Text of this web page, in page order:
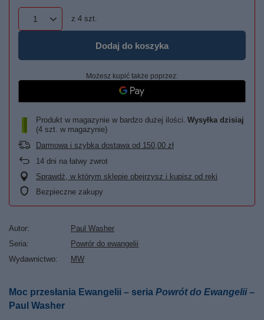
z 4 szt.
Dodaj do koszyka
Możesz kupić także poprzez:
Produkt w magazynie w bardzo dużej ilości Wysyłka dzisiaj
(4 szt. w magazynie)
Darmowa i szybka dostawa od 150,00 zł
14 dni na łatwy zwrot
Sprawdź, w którym sklepie obejrzysz i kupisz od ręki
Bezpieczne zakupy
Autor
Paul Washer
Seria
Powrór do ewangelii
Wydawnictwo
MW
Moc przesłania Ewangelii – seria Powrót do Ewangelii–
Paul Washer